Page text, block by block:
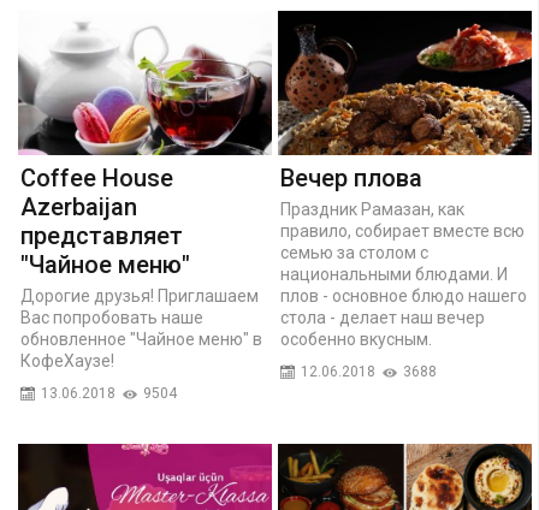
Coffee House
Azerbaijan
представляет
"Чайное меню"
Дорогие друзья! Приглашаем
Вас попробовать наше
обновленное "Чайное меню" в
КофеХаузе!
13.06.2018 9504
Вечер плова
Праздник Рамазан, как
правило, собирает вместе всю
семью за столом с
национальными блюдами. И
плов - основное блюдо нашего
стола - делает наш вечер
особенно вкусным.
12.06.2018 3688